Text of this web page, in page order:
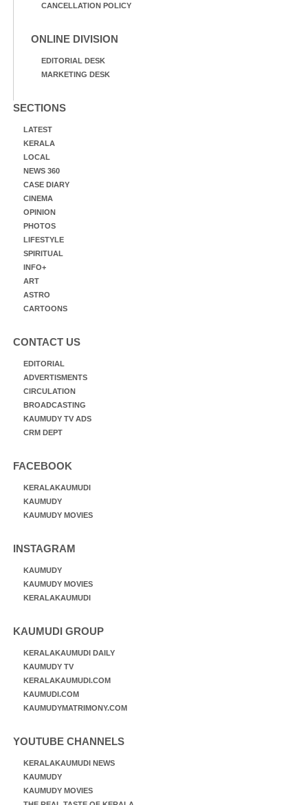
CANCELLATION POLICY
ONLINE DIVISION
EDITORIAL DESK
MARKETING DESK
SECTIONS
LATEST
KERALA
LOCAL
NEWS 360
CASE DIARY
CINEMA
OPINION
PHOTOS
LIFESTYLE
SPIRITUAL
INFO+
ART
ASTRO
CARTOONS
CONTACT US
EDITORIAL
ADVERTISMENTS
CIRCULATION
BROADCASTING
KAUMUDY TV ADS
CRM DEPT
FACEBOOK
KERALAKAUMUDI
KAUMUDY
KAUMUDY MOVIES
INSTAGRAM
KAUMUDY
KAUMUDY MOVIES
KERALAKAUMUDI
KAUMUDI GROUP
KERALAKAUMUDI DAILY
KAUMUDY TV
KERALAKAUMUDI.COM
KAUMUDI.COM
KAUMUDYMATRIMONY.COM
YOUTUBE CHANNELS
KERALAKAUMUDI NEWS
KAUMUDY
KAUMUDY MOVIES